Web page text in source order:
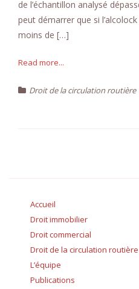
de l’échantillon analysé
peut démarrer que si
moins de […]
Read more...
Droit de la circulation routière
Accueil
Droit immobilier
Droit commercial
Droit de la circulation routière
L’équipe
Publications